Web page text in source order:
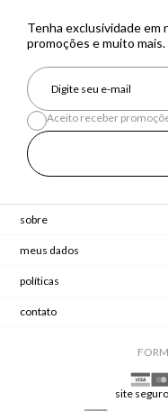
Tenha exclusividade
promoções e muito mais.
Aceito receber
sobre
meus dados
políticas
contato
site seguro